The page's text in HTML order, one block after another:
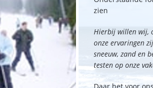
TERRAWHEELS
zien
Hierbij willen wij,
onze ervaringen
sneeuw, zand en
testen op onze